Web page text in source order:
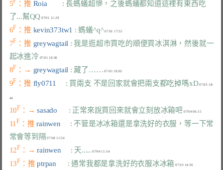
5 ：推 Roia : 長螞蟻超慘，之後螞蟻都知道這裡有東西吃
了...幫QQ
07/01 11:29
6F ：推 kevin373tw1 : 螞蟻^q^ 07/01 17:55
7F ：推 greywagtail : 我是逛超市買吃的順便買冰淇淋，然後就一
起冰進冷
8F ：→ greywagtail : 藏了……
9F ：推 fly0711 : 買兩支 不是回家就會把兩支都吃掉嗎xD 07/03 18:
10F ：→ sasado : 正常來說買回來就會立刻放冰箱吧 07/04 06:15
11F ：推 rainwen : 不管是冰冰箱還是拿洗好的衣服，等一下常
常會等到隔
07/04 11:54
12F ：→ rainwen : 天..... 07/04 11:54
13F ：推 ptrpan : 通常我都是拿洗好的衣服冰冰箱 07/10 14:36